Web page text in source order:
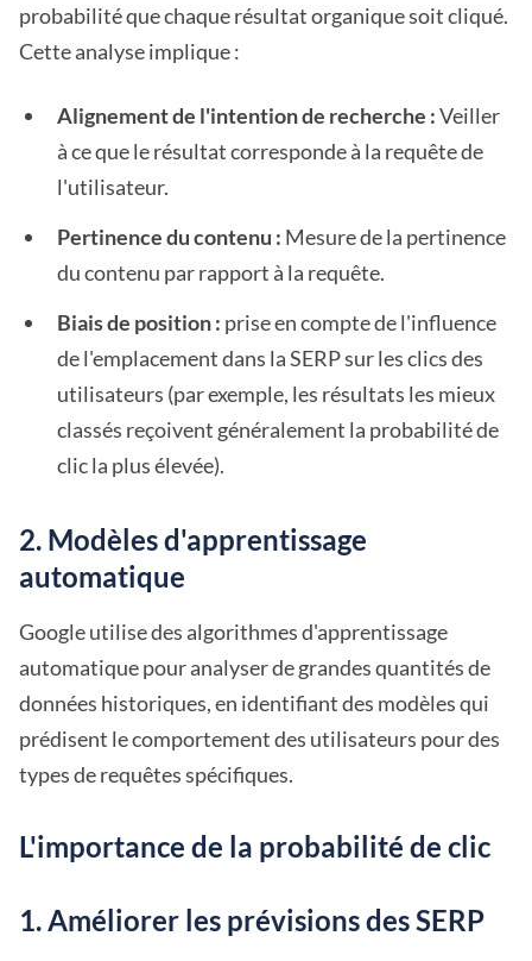
probabilité que chaque résultat organique soit cliqué.
Cette analyse implique :
Alignement de l'intention de recherche :Veiller
à ce que le résultat corresponde à la requête de
l'utilisateur.
Pertinence du contenu : Mesure de la pertinence
du contenu par rapport à la requête.
Biais de position : prise en compte de l'influence
de l'emplacement dans la SERP sur les clics des
utilisateurs (par exemple, les résultats les mieux
classés reçoivent généralement la probabilité de
clic la plus élevée).
2. Modèles d'apprentissage
automatique
Google utilise des algorithmes d'apprentissage
automatique pour analyser de grandes quantités de
données historiques, en identifiant des modèles qui
prédisent le comportement des utilisateurs pour des
types de requêtes spécifiques.
L'importance de la probabilité de clic
1. Améliorer les prévisions des SERP